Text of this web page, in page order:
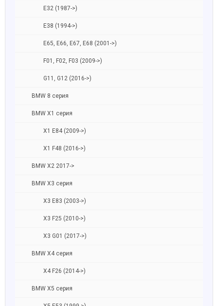
E32 (1987->)
E38 (1994->)
E65, E66, E67, E68 (2001->)
F01, F02, F03 (2009->)
G11, G12 (2016->)
BMW 8 серия
BMW X1 серия
X1 E84 (2009->)
X1 F48 (2016->)
BMW X2 2017->
BMW X3 серия
X3 E83 (2003->)
X3 F25 (2010->)
X3 G01 (2017->)
BMW X4 серия
X4 F26 (2014->)
BMW X5 серия